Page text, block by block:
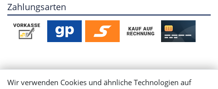
Zahlungsarten
Mein Konto
Wir verwenden Cookies und ähnliche Technologien auf